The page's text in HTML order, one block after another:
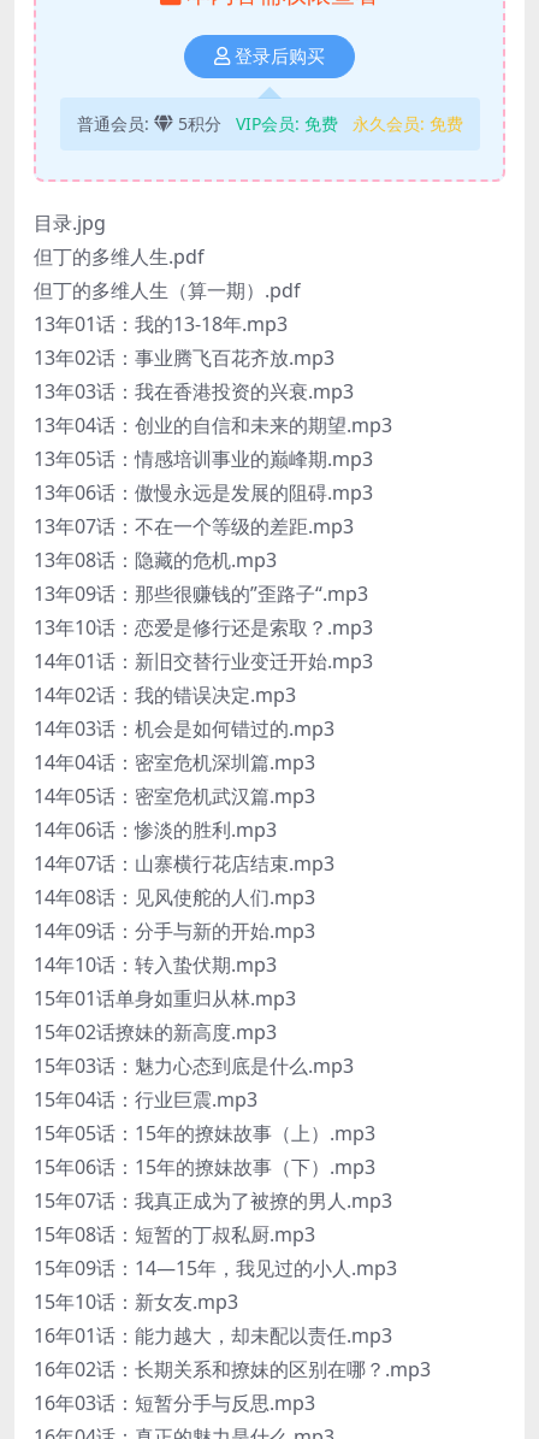
登录后购买
普通会员: 5积分 VIP会员: 免费 永久会员: 免费
目录.jpg
但丁的多维人生.pdf
但丁的多维人生（算一期）.pdf
13年01话：我的13-18年.mp3
13年02话：事业腾飞百花齐放.mp3
13年03话：我在香港投资的兴衰.mp3
13年04话：创业的自信和未来的期望.mp3
13年05话：情感培训事业的巅峰期.mp3
13年06话：傲慢永远是发展的阻碍.mp3
13年07话：不在一个等级的差距.mp3
13年08话：隐藏的危机.mp3
13年09话：那些很赚钱的”歪路子“.mp3
13年10话：恋爱是修行还是索取？.mp3
14年01话：新旧交替行业变迁开始.mp3
14年02话：我的错误决定.mp3
14年03话：机会是如何错过的.mp3
14年04话：密室危机深圳篇.mp3
14年05话：密室危机武汉篇.mp3
14年06话：惨淡的胜利.mp3
14年07话：山寨横行花店结束.mp3
14年08话：见风使舵的人们.mp3
14年09话：分手与新的开始.mp3
14年10话：转入蛰伏期.mp3
15年01话单身如重归从林.mp3
15年02话撩妹的新高度.mp3
15年03话：魅力心态到底是什么.mp3
15年04话：行业巨震.mp3
15年05话：15年的撩妹故事（上）.mp3
15年06话：15年的撩妹故事（下）.mp3
15年07话：我真正成为了被撩的男人.mp3
15年08话：短暂的丁叔私厨.mp3
15年09话：14—15年，我见过的小人.mp3
15年10话：新女友.mp3
16年01话：能力越大，却未配以责任.mp3
16年02话：长期关系和撩妹的区别在哪？.mp3
16年03话：短暂分手与反思.mp3